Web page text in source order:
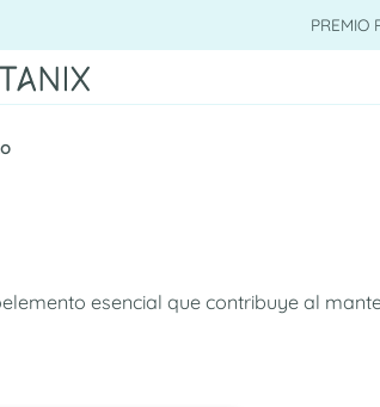
PREMIO
esencial que contribuye al